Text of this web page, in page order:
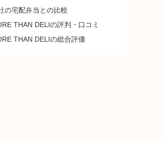
の宅配弁当との比較
THAN DELIの評判・口コミ
THAN DELIの総合評価